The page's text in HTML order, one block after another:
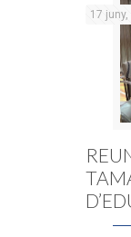
17 juny,